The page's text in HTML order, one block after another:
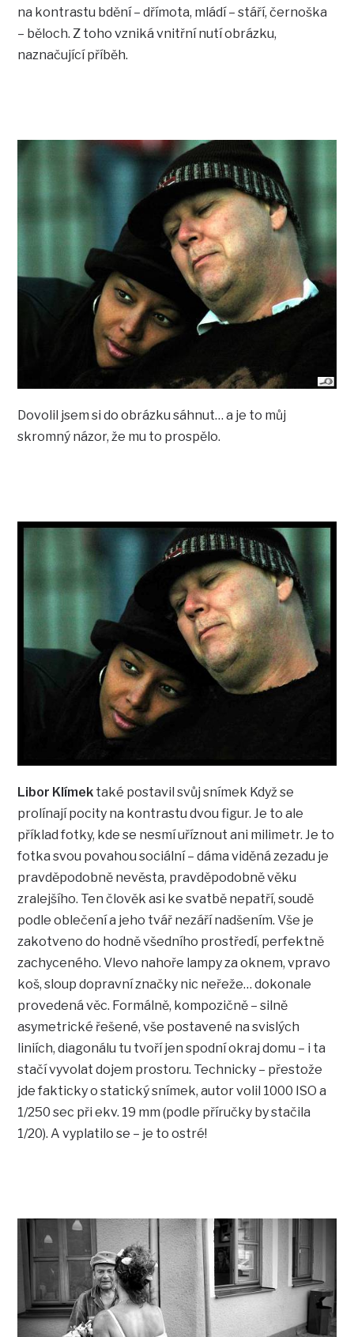
na kontrastu bdění – dřímota, mládí – stáří, černoška
– běloch. Z toho vzniká vnitřní nutí obrázku,
naznačující příběh.
Dovolil jsem si do obrázku sáhnut… a je to můj
skromný názor, že mu to prospělo.
Libor Klímek také postavil svůj snímek Když se
prolínají pocity na kontrastu dvou figur. Je to ale
příklad fotky, kde se nesmí uříznout ani milimetr. Je to
fotka svou povahou sociální – dáma viděná zezadu je
pravděpodobně nevěsta, pravděpodobně věku
zralejšího. Ten člověk asi ke svatbě nepatří, soudě
podle oblečení a jeho tvář nezáří nadšením. Vše je
zakotveno do hodně všedního prostředí, perfektně
zachyceného. Vlevo nahoře lampy za oknem, vpravo
koš, sloup dopravní značky nic neřeže… dokonale
provedená věc. Formálně, kompozičně – silně
asymetrické řešené, vše postavené na svislých
liniích, diagonálu tu tvoří jen spodní okraj domu – i ta
stačí vyvolat dojem prostoru. Technicky – přestože
jde fakticky o statický snímek, autor volil 1000 ISO a
1/250 sec při ekv. 19 mm (podle příručky by stačila
1/20). A vyplatilo se – je to ostré!